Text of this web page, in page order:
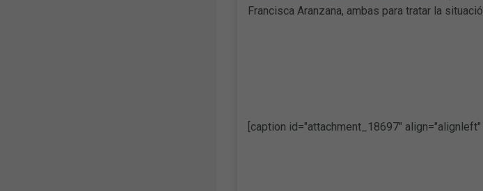
Francisca Aranzana, ambas para tratar la
[caption id="attachment_18697" align="alignleft"